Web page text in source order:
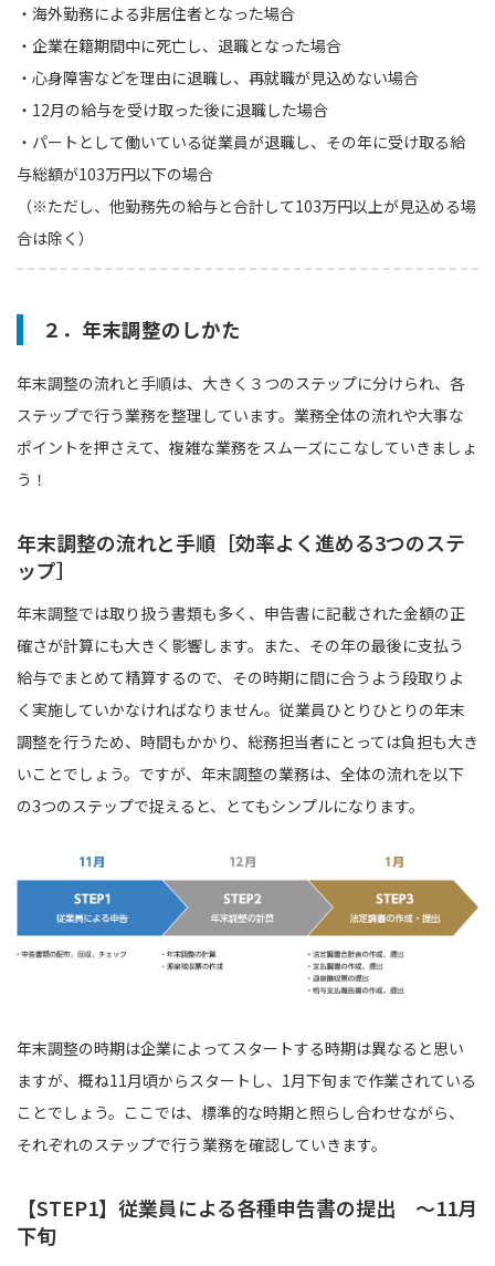
・海外勤務による非居住者となった場合
・企業在籍期間中に死亡し、退職となった場合
・心身障害などを理由に退職し、再就職が見込めない場合
・12月の給与を受け取った後に退職した場合
・パートとして働いている従業員が退職し、その年に受け取る給
与総額が103万円以下の場合
（※ただし、他勤務先の給与と合計して103万円以上が見込める場
合は除く）
２．年末調整のしかた
年末調整の流れと手順は、大きく３つのステップに分けられ、各
ステップで行う業務を整理しています。業務全体の流れや大事な
ポイントを押さえて、複雑な業務をスムーズにこなしていきましょ
う！
年末調整の流れと手順［効率よく進める3つのステ
ップ］
年末調整では取り扱う書類も多く、申告書に記載された金額の正
確さが計算にも大きく影響します。また、その年の最後に支払う
給与でまとめて精算するので、その時期に間に合うよう段取りよ
く実施していかなければなりません。従業員ひとりひとりの年末
調整を行うため、時間もかかり、総務担当者にとっては負担も大き
いことでしょう。ですが、年末調整の業務は、全体の流れを以下
の3つのステップで捉えると、とてもシンプルになります。
年末調整の時期は企業によってスタートする時期は異なると思い
ますが、概ね11月頃からスタートし、1月下旬まで作業されている
ことでしょう。ここでは、標準的な時期と照らし合わせながら、
それぞれのステップで行う業務を確認していきます。
【STEP1】従業員による各種申告書の提出 〜11月
下旬